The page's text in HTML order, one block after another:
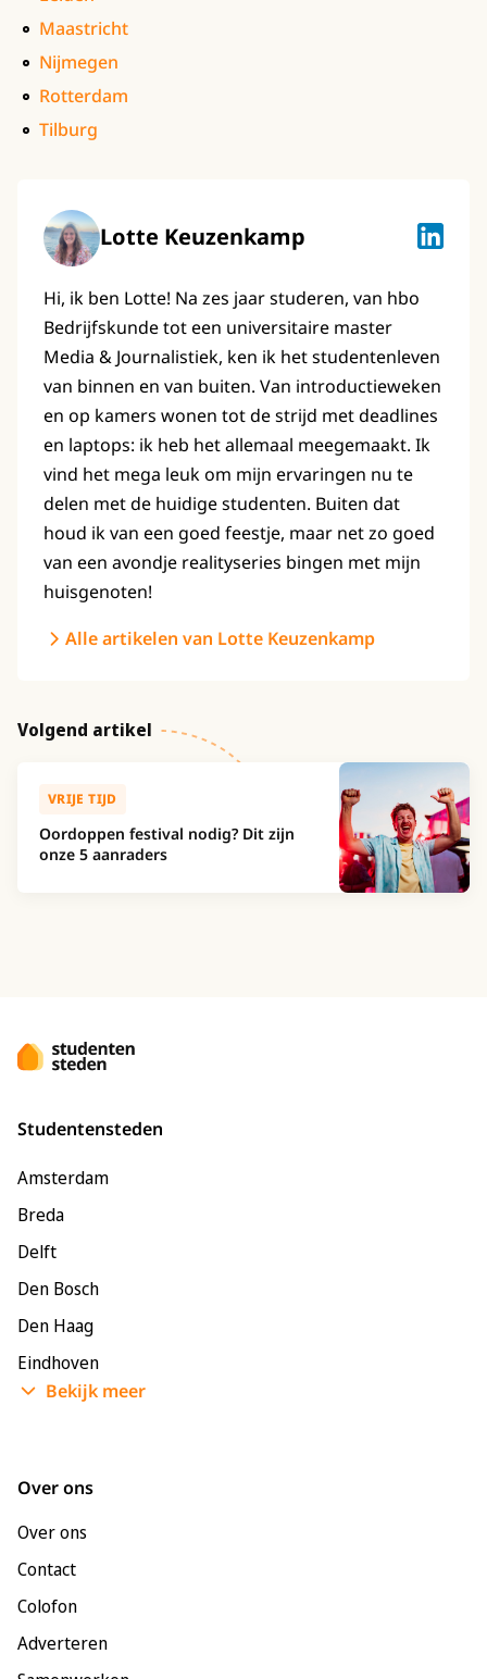
Maastricht
Nijmegen
Rotterdam
Tilburg
Lotte Keuzenkamp Lotte
Hi, ik ben Lotte! Na zes jaar studeren, van hbo
Bedrijfskunde tot een universitaire master
Media & Journalistiek, ken ik het studentenleven
van binnen en van buiten. Van introductieweken
en op kamers wonen tot de strijd met deadlines
en laptops: ik heb het allemaal meegemaakt. Ik
vind het mega leuk om mijn ervaringen nu te
delen met de huidige studenten. Buiten dat
houd ik van een goed feestje, maar net zo goed
van een avondje realityseries bingen met mijn
huisgenoten!
Alle artikelen van Lotte Keuzenkamp
Volgend artikel
VRIJE TIJD
Oordoppen festival nodig? Dit zijn
onze 5 aanraders
Studentensteden
Amsterdam
Breda
Delft
Den Bosch
Den Haag
Eindhoven
Enschede
Bekijk meer
Over ons
Over ons
Contact
Colofon
Adverteren